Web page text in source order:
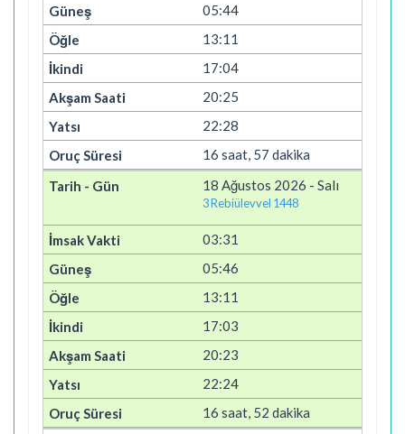
05:44
13:11
17:04
20:25
22:28
16 saat, 57 dakika
18 Ağustos 2026 - Salı
3 Rebiülevvel 1448
03:31
05:46
13:11
17:03
20:23
22:24
16 saat, 52 dakika